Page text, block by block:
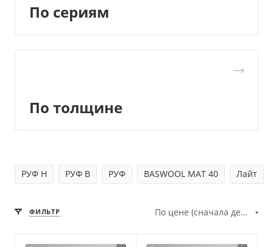
По сериям
По толщине
РУФ Н РУФ В РУФ BASWOOL МАТ 40 Лайт
ФИЛЬТР По цене (сначала дешёвые)